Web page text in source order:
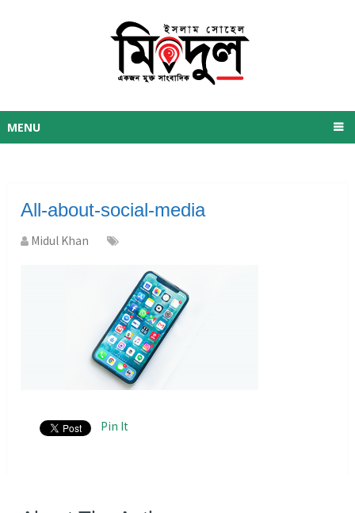
MENU
All-about-social-media
Midul Khan
Pin It